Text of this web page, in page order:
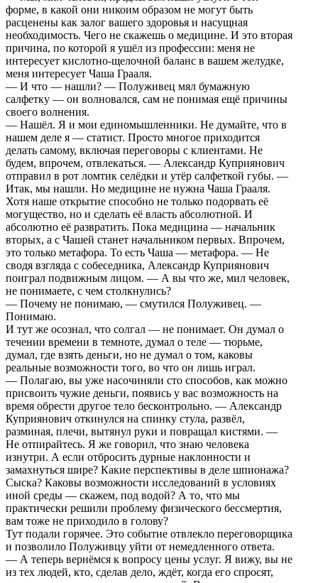
форме, в какой они никоим образом не могут быть
расценены как залог вашего здоровья и насущная
необходимость. Чего не скажешь о медицине. И это вторая
причина, по которой я ушёл из профессии: меня не
интересует кислотно-щелочной баланс в вашем желудке,
меня интересует Чаша Грааля.
— И что — нашли? — Полуживец мял бумажную
салфетку — он волновался, сам не понимая ещё причины
своего волнения.
— Нашёл. Я и мои единомышленники. Не думайте, что в
нашем деле я — статист. Просто многое приходится
делать самому, включая переговоры с клиентами. Не
будем, впрочем, отвлекаться. — Александр Куприянович
отправил в рот ломтик селёдки и утёр салфеткой губы. —
Итак, мы нашли. Но медицине не нужна Чаша Грааля.
Хотя наше открытие способно не только подорвать её
могущество, но и сделать её власть абсолютной. И
абсолютно её развратить. Пока медицина — начальник
вторых, а с Чашей станет начальником первых. Впрочем,
это только метафора. То есть Чаша — метафора. — Не
сводя взгляда с собеседника, Александр Куприянович
поиграл подвижным лицом. — А вы что же, мил человек,
не понимаете, с чем столкнулись?
— Почему не понимаю, — смутился Полуживец. —
Понимаю.
И тут же осознал, что солгал — не понимает. Он думал о
течении времени в темноте, думал о теле — тюрьме,
думал, где взять деньги, но не думал о том, каковы
реальные возможности того, во что он лишь играл.
— Полагаю, вы уже насочиняли сто способов, как можно
присвоить чужие деньги, появись у вас возможность на
время обрести другое тело бесконтрольно. — Александр
Куприянович откинулся на спинку стула, развёл,
разминая, плечи, вытянул руки и повращал кистями. —
Не отпирайтесь. Я же говорил, что знаю человека
изнутри. А если отбросить дурные наклонности и
замахнуться шире? Какие перспективы в деле шпионажа?
Сыска? Каковы возможности исследований в условиях
иной среды — скажем, под водой? А то, что мы
практически решили проблему физического бессмертия,
вам тоже не приходило в голову?
Тут подали горячее. Это событие отвлекло переговорщика
и позволило Полуживцу уйти от немедленного ответа.
— А теперь вернёмся к вопросу цены услуг. Я вижу, вы не
из тех людей, кто, сделав дело, ждёт, когда его спросят,